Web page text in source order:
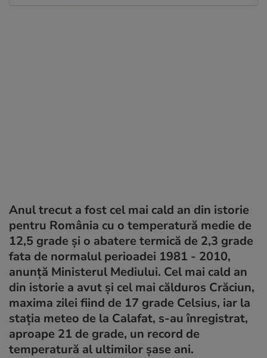
Anul trecut a fost cel mai cald an din istorie
pentru România cu o temperatură medie de
12,5 grade şi o abatere termică de 2,3 grade
fata de normalul perioadei 1981 - 2010,
anunţă Ministerul Mediului. Cel mai cald an
din istorie a avut şi cel mai călduros Crăciun,
maxima zilei fiind de 17 grade Celsius, iar la
staţia meteo de la Calafat, s-au înregistrat,
aproape 21 de grade, un record de
temperatură al ultimilor şase ani.